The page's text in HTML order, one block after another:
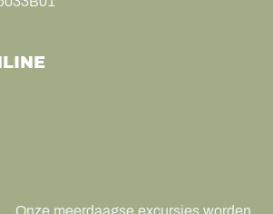
Onze meerdaagse excursies worden